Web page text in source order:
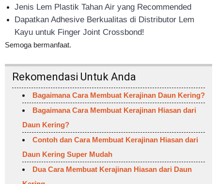
Jenis Lem Plastik Tahan Air yang Recommended
Dapatkan Adhesive Berkualitas di Distributor Lem
Kayu untuk Finger Joint Crossbond!
Semoga bermanfaat.
Rekomendasi Untuk Anda
Bagaimana Cara Membuat Kerajinan Daun Kering?
Bagaimana Cara Membuat Kerajinan Hiasan dari
Daun Kering?
Contoh dan Cara Membuat Kerajinan Hiasan dari
Daun Kering Super Mudah
Dua Cara Membuat Kerajinan Hiasan dari Daun